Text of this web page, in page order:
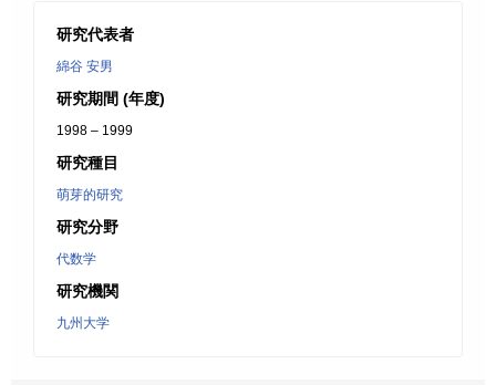
研究代表者
綿谷 安男
研究期間 (年度)
1998 – 1999
研究種目
萌芽的研究
研究分野
代数学
研究機関
九州大学